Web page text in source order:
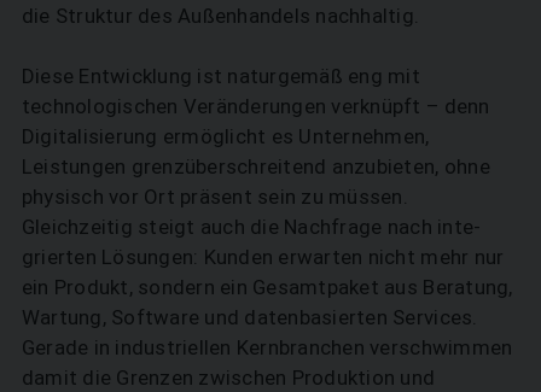
die Struktur des Außenhandels nachhaltig.
Diese Entwicklung ist naturgemäß eng mit
technologischen Veränderungen verknüpft – denn
Digitalisierung ermöglicht es Unternehmen,
Leistungen grenzüberschreitend anzubieten, ohne
physisch vor Ort präsent sein zu müssen.
Gleichzeitig steigt auch die Nachfrage nach inte­
grierten Lösungen: Kunden erwarten nicht mehr nur
ein Produkt, sondern ein Gesamtpaket aus Beratung,
Wartung, Software und datenbasierten Services.
Gerade in industriellen Kernbranchen verschwimmen
damit die Grenzen zwischen Produktion und